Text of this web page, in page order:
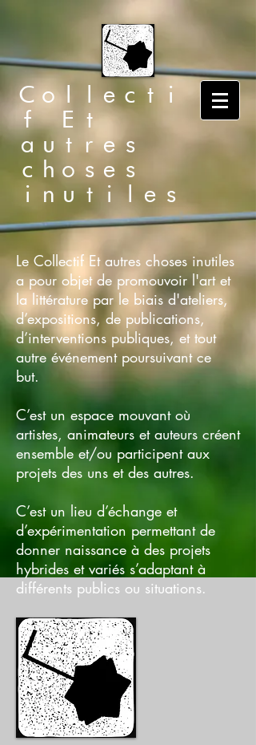
Collecti
f Et
autres
choses
inutiles
Le Collectif Et autres choses inutiles
a pour objet de promouvoir l'art et
la littérature par le biais d'ateliers,
d’expositions, de publications,
d’interventions publiques, et tout
autre événement poursuivant ce
but.
C’est un espace mouvant où
artistes, animateurs et auteurs créent
ensemble et/ou participent aux
projets des uns et des autres.
C’est un lieu d’échange et
d’expérimentation permettant de
donner naissance à des projets
hybrides et variés s’adaptant à
différents publics ou situations.